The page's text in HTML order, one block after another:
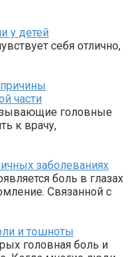
у детей
себя отлично,
части
головные
к врачу,
заболеваниях
боль в глазах
Связанной с
и тошноты
головная боль и